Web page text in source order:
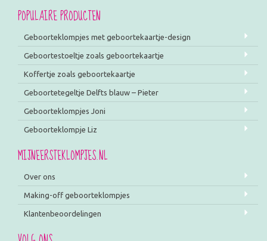
POPULAIRE PRODUCTEN
Geboorteklompjes met geboortekaartje-design
Geboortestoeltje zoals geboortekaartje
Koffertje zoals geboortekaartje
Geboortetegeltje Delfts blauw – Pieter
Geboorteklompjes Joni
Geboorteklompje Liz
MIJNEERSTEKLOMPJES.NL
Over ons
Making-off geboorteklompjes
Klantenbeoordelingen